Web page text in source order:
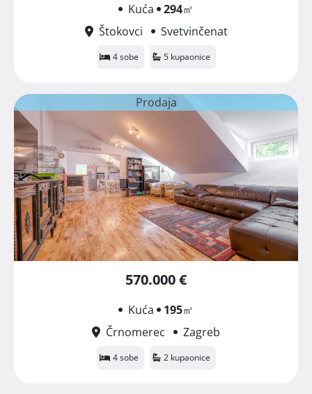
Kuća 294㎡
Štokovci
Svetvinčenat
4 sobe 5 kupaonice
Prodaja
570.000 €
Kuća 195㎡
Črnomerec
Zagreb
4 sobe 2 kupaonice